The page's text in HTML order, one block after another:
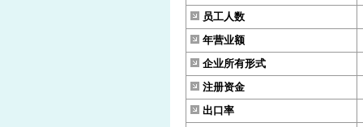
员工人数
年营业额
企业所有形式
注册资金
出口率